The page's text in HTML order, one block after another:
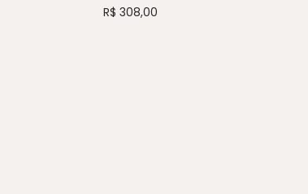
R$ 308,00